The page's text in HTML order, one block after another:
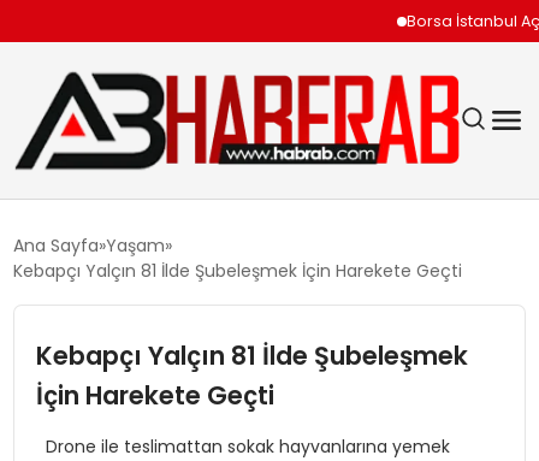
Borsa İstanbul
SIYASET
TEKNOLOJI
Ana Sayfa Yaşam
Kebapçı Yalçın 81 İlde Şubeleşmek İçin Harekete Geçti
Kebapçı Yalçın 81 İlde Şubeleşmek
İçin Harekete Geçti
Drone ile teslimattan sokak hayvanlarına yemek